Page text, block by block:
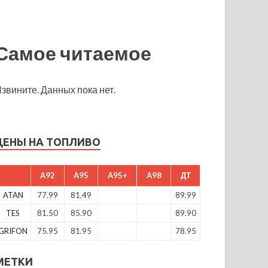
читаемое
Данных пока нет.
НА ТОПЛИВО
A92 A95 A95+ A98 ДТ
ATAN 77.99 81.49
89.99
TES
81.50 85.90
89.90
75.95 81.95 78.95